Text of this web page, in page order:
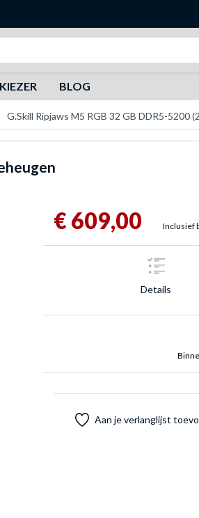
BLOG
G.Skill Ripjaws M5 RGB 32 GB DDR5-5200
€ 609,00 Inclusief
Details
Aan je verlanglijst